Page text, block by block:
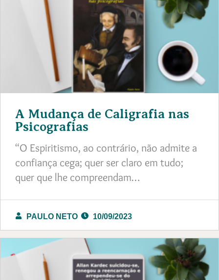
A Mudança de Caligrafia nas
Psicografias
“O Espiritismo, ao contrário, não admite a
confiança cega; quer ser claro em tudo;
quer que lhe compreendam…
PAULO NETO 10/09/2023